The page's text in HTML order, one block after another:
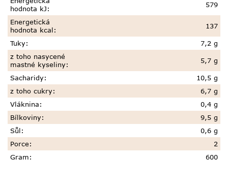
hodnota kJ: 579
Energetická
hodnota kcal: 137
Tuky:
7,2 g
z toho nasycené
mastné kyseliny: 5,7 g
Sacharidy:
10,5 g
z toho cukry:
6,7 g
Vláknina:
0,4 g
Bílkoviny:
9,5 g
Sůl:
0,6 g
Porce:
2
Gram: 600